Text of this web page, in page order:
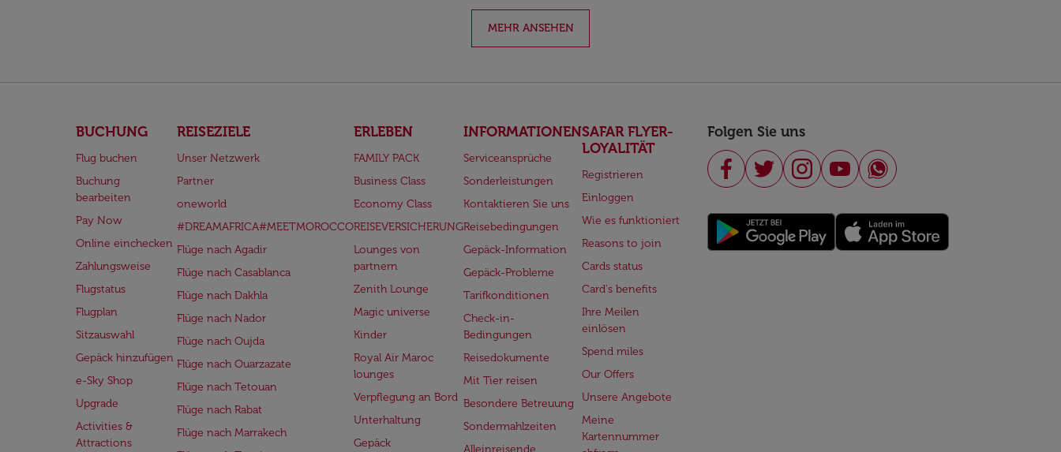
MEHR ANSEHEN
BUCHUNG
Flug buchen
Buchung
bearbeiten
Pay Now
Online einchecken
Zahlungsweise
Flugstatus
Flugplan
Sitzauswahl
Gepäck hinzufügen
e-Sky Shop
Upgrade
Activities &
Attractions
REISEZIELE
Unser Netzwerk
Partner
oneworld
#DREAMAFRICA#MEETMOROCCO
Flüge nach Agadir
Flüge nach Casablanca
Flüge nach Dakhla
Flüge nach Nador
Flüge nach Oujda
Flüge nach Ouarzazate
Flüge nach Tetouan
Flüge nach Rabat
Flüge nach Marrakech
ERLEBEN
FAMILY PACK
Business Class
Economy Class
REISEVERSICHERUNG
Lounges von
partnern
Zenith Lounge
Magic universe
Kinder
Royal Air Maroc
lounges
Verpflegung an Bord
Unterhaltung
Gepäck
INFORMATIONEN
Serviceansprüche
Sonderleistungen
Kontaktieren Sie uns
Reisebedingungen
Gepäck-Information
Gepäck-Probleme
Tarifkonditionen
Check-in-
Bedingungen
Reisedokumente
Mit Tier reisen
Besondere Betreuung
Sondermahlzeiten
Alleinreisende
SAFAR FLYER-
LOYALITÄT
Registrieren
Einloggen
Wie es funktioniert
Reasons to join
Cards status
Card's benefits
Ihre Meilen
einlösen
Spend miles
Our Offers
Unsere Angebote
Meine
Kartennummer
Folgen Sie uns